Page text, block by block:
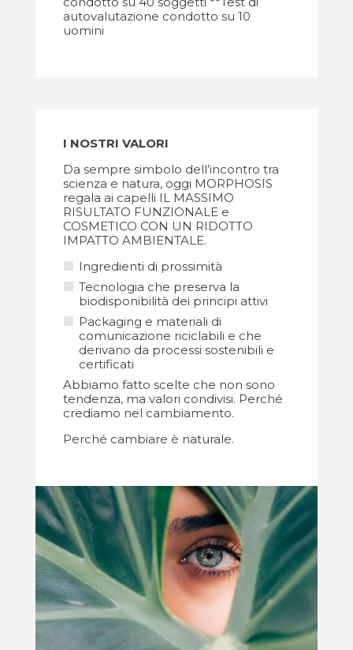
autovalutazione condotto su 10
uomini
I NOSTRI VALORI
Da sempre simbolo dell’incontro tra
scienza e natura, oggi MORPHOSIS
regala ai capelli IL MASSIMO
RISULTATO FUNZIONALE e
COSMETICO CON UN RIDOTTO
IMPATTO AMBIENTALE.
Ingredienti di prossimità
Tecnologia che preserva la
biodisponibilità dei principi attivi
Packaging e materiali di
comunicazione riciclabili e che
derivano da processi sostenibili e
certificati
Abbiamo fatto scelte che non sono
tendenza, ma valori condivisi. Perché
crediamo nel cambiamento.
Perché cambiare è naturale.